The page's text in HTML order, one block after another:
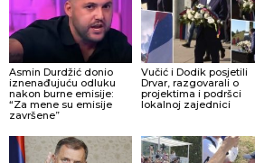
Asmin Durdžić donio
iznenađujuću odluku
nakon burne emisije:
“Za mene su emisije
završene”
Vučić i Dodik posjetili
Drvar, razgovarali o
projektima i podršci
lokalnoj zajednici